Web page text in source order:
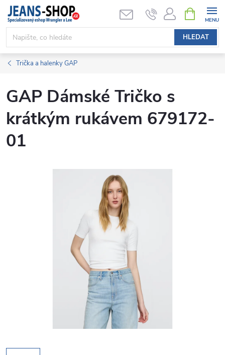
Přejít
obsah
HLEDAT
NÁKUPNÍ
KOŠÍK
Trička a halenky GAP
GAP Dámské Tričko s
krátkým rukávem 679172-
01